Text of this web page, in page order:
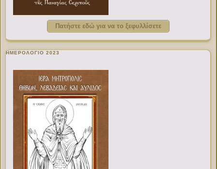
Πατήστε εδώ για να το ξεφυλλίσετε
ΗΜΕΡΟΛΟΓΙΟ 2023